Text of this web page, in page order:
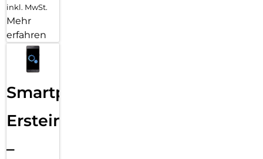
inkl. MwSt.
Mehr
erfahren
Smartphone
Ersteinrichtung
–